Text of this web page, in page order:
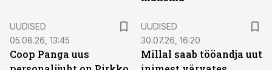
UUDISED
05.08.26, 13:45
Coop Panga uus
UUDISED
30.07.26, 16:20
Millal saab tööandja uut